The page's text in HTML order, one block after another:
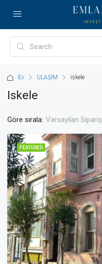
Ev ULAŞIM iskele
Iskele
Göre sırala: Varsayılan Sipariş
FEATURED